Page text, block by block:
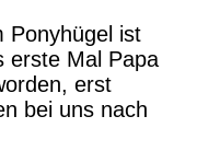
Ponyhügel ist
erste Mal Papa
erst
bei uns nach